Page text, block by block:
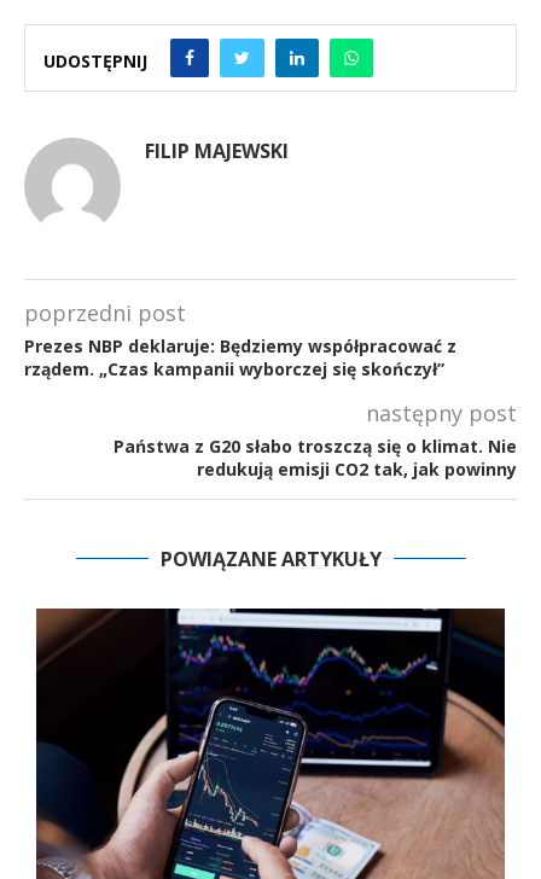
UDOSTĘPNIJ
FILIP MAJEWSKI
poprzedni post
Prezes NBP deklaruje: Będziemy współpracować z
rządem. „Czas kampanii wyborczej się skończył”
następny post
Państwa z G20 słabo troszczą się o klimat. Nie
redukują emisji CO2 tak, jak powinny
POWIĄZANE ARTYKUŁY